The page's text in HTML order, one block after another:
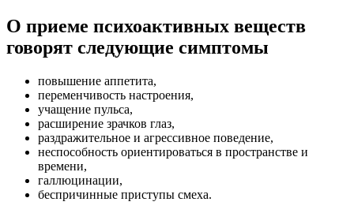
О приеме психоактивных веществ
говорят следующие симптомы
повышение аппетита,
переменчивость настроения,
учащение пульса,
расширение зрачков глаз,
раздражительное и агрессивное поведение,
неспособность ориентироваться в пространстве и
времени,
галлюцинации,
беспричинные приступы смеха.